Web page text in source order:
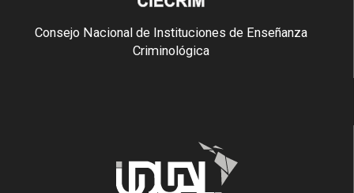
Consejo Nacional de Instituciones de Enseñanza
Criminológica